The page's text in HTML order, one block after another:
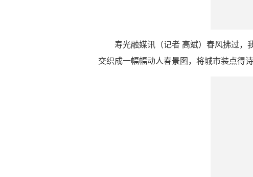
寿光融媒讯（记者 高斌）春风拂过，
交织成一幅幅动人春景图，将城市装点得诗